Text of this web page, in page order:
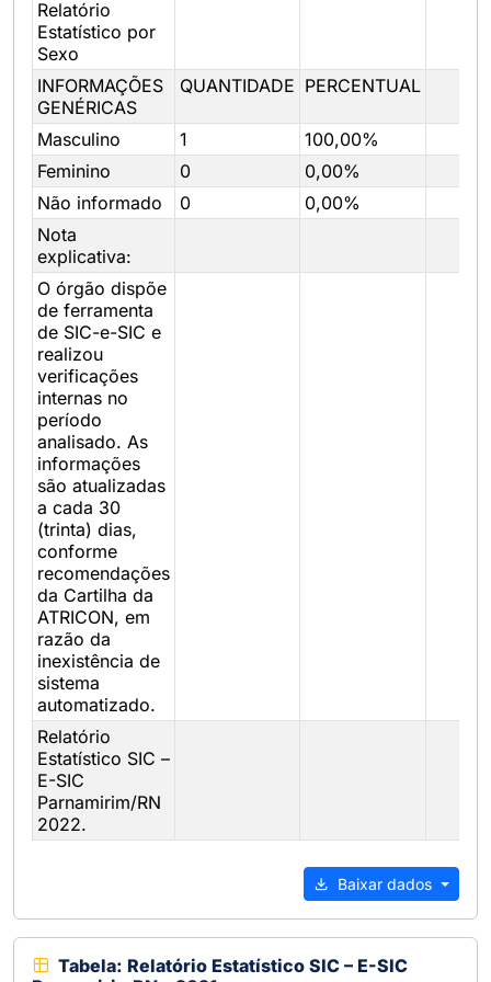
Relatório
Estatístico por
Sexo
INFORMAÇÕES
GENÉRICAS
QUANTIDADE PERCENTUAL
Masculino 1
100,00%
Feminino
0
0,00%
Não informado
0
0,00%
Nota
explicativa:
O órgão dispõe
de ferramenta
de SIC-e-SIC e
realizou
verificações
internas no
período
analisado. As
informações
são atualizadas
a cada 30
(trinta) dias,
conforme
recomendações
da Cartilha da
ATRICON, em
razão da
inexistência de
sistema
automatizado.
Relatório
Estatístico SIC –
E-SIC
Parnamirim/RN
2022.
Baixar dados
Tabela: Relatório Estatístico SIC – E-SIC